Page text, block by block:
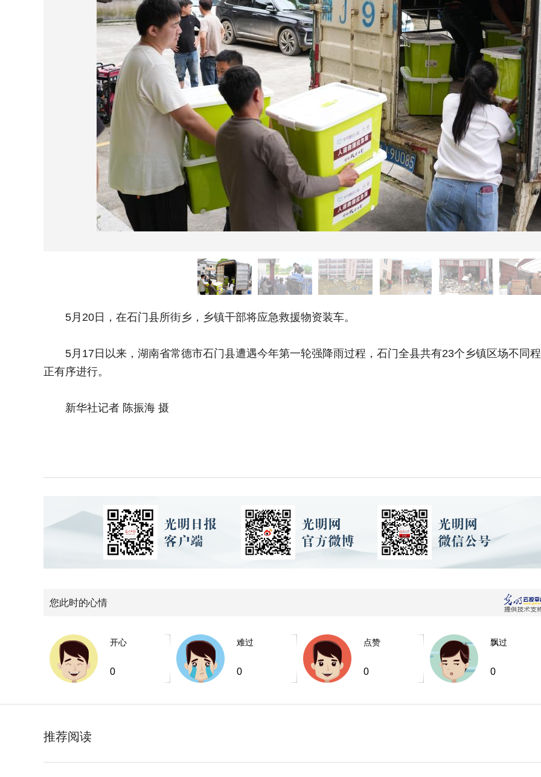
5月20日，在石门县所街乡，乡镇干部将应急救援物资装车。
5月17日以来，湖南省常德市石门县遭遇今年第一轮强降雨过程，石门全县共有23个乡镇区场不同
正有序进行。
新华社记者 陈振海 摄
您此时的心情
开心
0
难过
0
点赞
0
飘过
0
推荐阅读